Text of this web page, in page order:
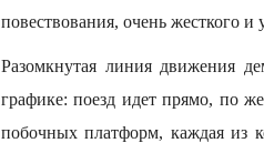
повествования, очень жесткого
Разомкнутая линия движения
графике: поезд идет прямо, по
побочных платформ, каждая из